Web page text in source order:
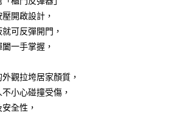
先享後付 」之結帳頁面顯示為準，若有關於
消欲退款等相關疑問，請聯繫「AFTEE先享後付
support/home
有限公司提供之「AFTEE先享後付」服務完成之交
內提供個人資料，並將交易相關給付款項請求債
限公司。
含以上)免運費
開啟設計，
可反彈開門，
一手掌握，
觀拉垮居家顏質，
小心碰撞受傷，
全性，